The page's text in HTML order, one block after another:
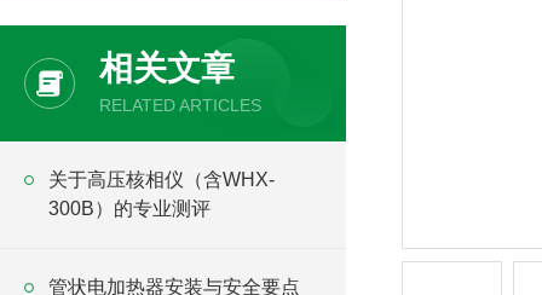
相关文章
RELATED ARTICLES
关于高压核相仪（含WHX-
300B）的专业测评
管状电加热器安装与安全要点